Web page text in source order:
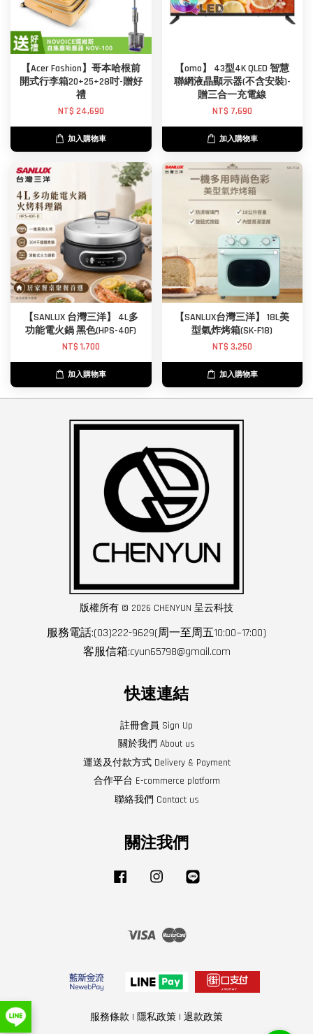
【Acer Fashion】哥本哈根前
開式行李箱20+25+28吋-贈好
禮
NT$ 24,690
加入購物車
【omo】 43型4K QLED 智慧
聯網液晶顯示器(不含安裝)-
贈三合一充電線
NT$ 7,690
加入購物車
【SANLUX 台灣三洋】 4L多
功能電火鍋 黑色(HPS-40F)
NT$ 1,700
加入購物車
【SANLUX台灣三洋】 18L美
型氣炸烤箱(SK-F18)
NT$ 3,250
加入購物車
版權所有 © 2026 CHENYUN 呈云科技
服務電話:(03)222-9629(周一至周五10:00~17:00)
客服信箱:cyun65798@gmail.com
快速連結
註冊會員 Sign Up
關於我們 About us
運送及付款方式 Delivery & Payment
合作平台 E-commerce platform
聯絡我們 Contact us
關注我們
Facebook Instagram
Visa Master
服務條款 | 隱私政策 | 退款政策